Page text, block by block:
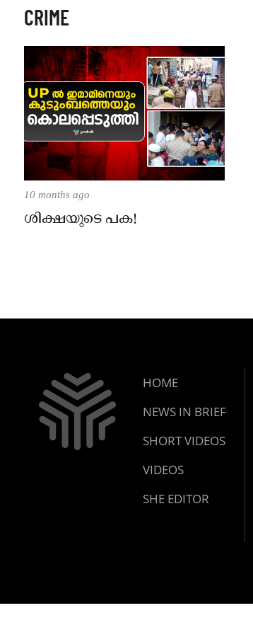
CRIME
10 months ago
ശിക്ഷയുടെ പക!
HOME
NEWS IN BRIEF
SHORT VIDEOS
VIDEOS
SHE EDITOR